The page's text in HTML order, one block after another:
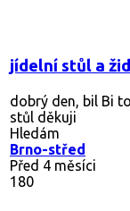
jídelní stůl a
dobrý den, bil Bi
stůl děkuji
Hledám
Brno-střed
Před 4 měsíci
180